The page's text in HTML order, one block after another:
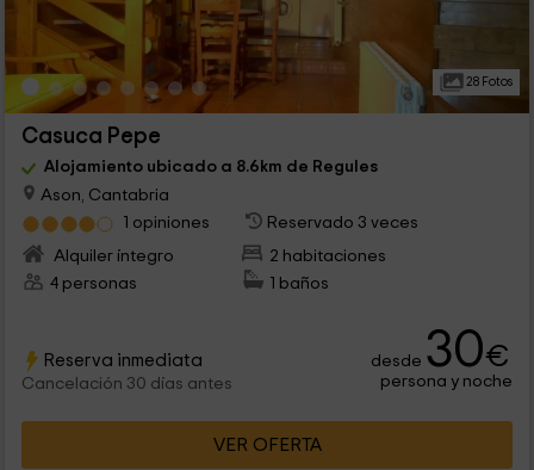
28 Fotos
Casuca Pepe
Alojamiento ubicado a 8.6km de Regules
Ason, Cantabria
1 opiniones
Reservado 3 veces
Alquiler íntegro
2 habitaciones
4 personas
1 baños
Reserva inmediata
Cancelación 30 días antes
desde 30€
persona y noche
VER OFERTA